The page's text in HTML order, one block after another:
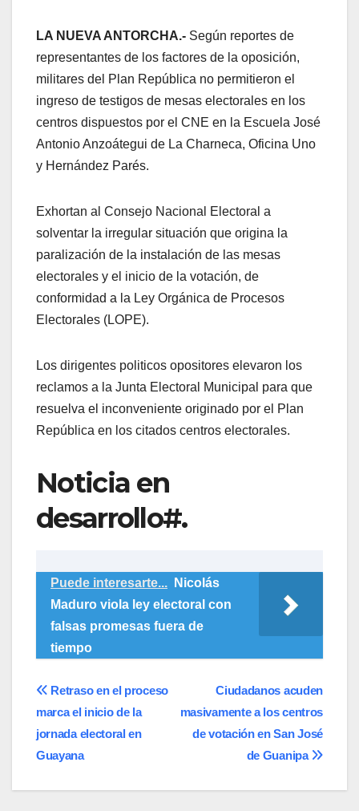
LA NUEVA ANTORCHA.- Según reportes de
representantes de los factores de la oposición,
militares del Plan República no permitieron el
ingreso de testigos de mesas electorales en los
centros dispuestos por el CNE en la Escuela José
Antonio Anzoátegui de La Charneca, Oficina Uno
y Hernández Parés.
Exhortan al Consejo Nacional Electoral a
solventar la irregular situación que origina la
paralización de la instalación de las mesas
electorales y el inicio de la votación, de
conformidad a la Ley Orgánica de Procesos
Electorales (LOPE).
Los dirigentes politicos opositores elevaron los
reclamos a la Junta Electoral Municipal para que
resuelva el inconveniente originado por el Plan
República en los citados centros electorales.
Noticia en
desarrollo#.
Puede interesarte...
Nicolás
Maduro viola ley electoral con
falsas promesas fuera de
tiempo
Navegación
de
entradas
Ciudadanos acuden
masivamente a los centros
de votación en San José
de Guanipa
Retraso en el proceso
marca el inicio de la
jornada electoral en
Guayana